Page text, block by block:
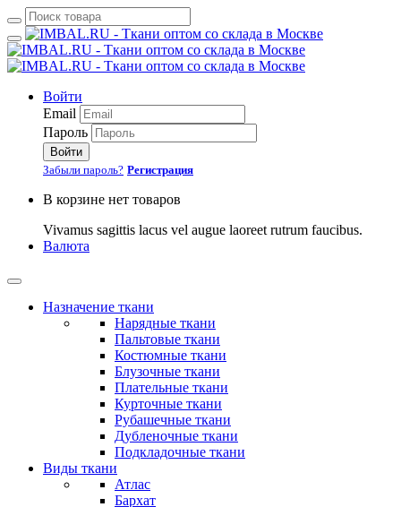
Войти
Email
Пароль
Войти
Забыли пароль? Регистрация
В корзине нет товаров
Vivamus sagittis lacus vel augue laoreet rutrum faucibus.
Валюта
Назначение ткани
Нарядные ткани
Пальтовые ткани
Костюмные ткани
Блузочные ткани
Плательные ткани
Курточные ткани
Рубашечные ткани
Дубленочные ткани
Подкладочные ткани
Виды ткани
Атлас
Бархат